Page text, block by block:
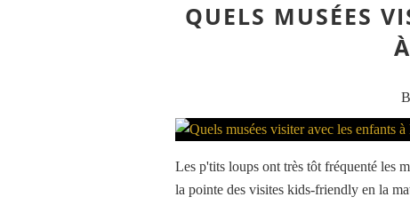
QUELS MUSÉES
Les p'tits loups ont très tôt fréquenté les
la pointe des visites kids-friendly en la